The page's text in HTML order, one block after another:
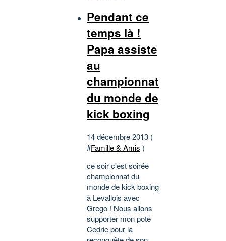
Pendant ce
temps là !
Papa assiste
au
championnat
du monde de
kick boxing
14 décembre 2013 (
#Famille & Amis )
ce soir c'est soirée
championnat du
monde de kick boxing
à Levallois avec
Grego ! Nous allons
supporter mon pote
Cedric pour la